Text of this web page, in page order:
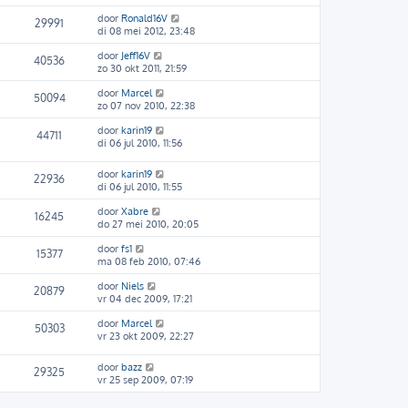
29991 door Ronald16V
di 08 mei 2012, 23:48
40536 door Jeff16V
zo 30 okt 2011, 21:59
50094 door Marcel
zo 07 nov 2010, 22:38
44711 door karin19
di 06 jul 2010, 11:56
22936 door karin19
di 06 jul 2010, 11:55
16245 door Xabre
do 27 mei 2010, 20:05
15377 door fs1
ma 08 feb 2010, 07:46
20879 door Niels
vr 04 dec 2009, 17:21
50303 door Marcel
vr 23 okt 2009, 22:27
29325 door bazz
vr 25 sep 2009, 07:19